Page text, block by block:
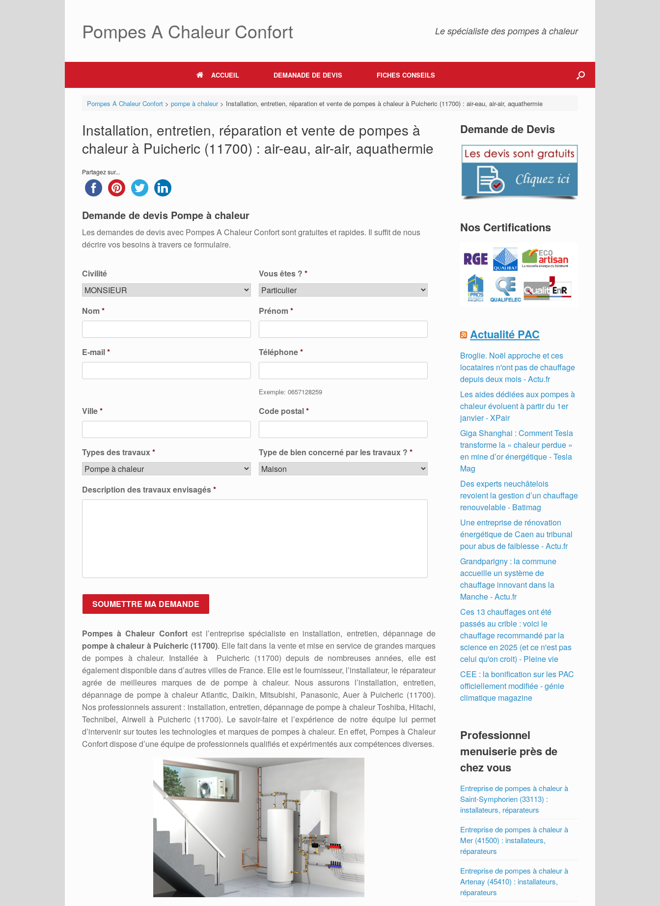
contentPompes A Chaleur Confort Le spécialiste des pompes à chaleur
ACCUEIL DEMANADE DE DEVIS FICHES CONSEILS
Pompes A Chaleur Confort> pompe à chaleur> Installation, entretien, réparation et vente de pompes à chaleur à Puicheric (11700) : air-eau, air-air, aquathermie
Installation, entretien, réparation et vente de pompes à
chaleur à Puicheric (11700) : air-eau, air-air, aquathermie
Partagez sur...
Demande de devis Pompe à chaleur
Les demandes de devis avec Pompes A Chaleur Confort sont gratuites et rapides. Il suffit de nous
décrire vos besoins à travers ce formulaire.
Civilité Vous êtes ? *
Nom* Prénom*
E-mail* Téléphone*
Exemple: 0657128259
Ville* Code postal*
Types des travaux* Type de bien concerné par les travaux ? *
Description des travaux envisagés*
Pompes à Chaleur Confortest l’entreprise spécialiste en installation, entretien, dépannage de
pompe à chaleur à Puicheric (11700). Elle fait dans la vente et mise en service de grandes marques
de pompes à chaleur. Installée à Puicheric (11700) depuis de nombreuses années, elle est
également disponible dans d’autres villes de France. Elle est le fournisseur, l’installateur, le réparateur
agrée de meilleures marques de de pompe à chaleur. Nous assurons l’installation, entretien,
dépannage de pompe à chaleur Atlantic, Daikin, Mitsubishi, Panasonic, Auer à Puicheric (11700).
Nos professionnels assurent : installation, entretien, dépannage de pompe à chaleur Toshiba, Hitachi,
Technibel, Airwell à Puicheric (11700). Le savoir-faire et l’expérience de notre équipe lui permet
d’intervenir sur toutes les technologies et marques de pompes à chaleur. En effet, Pompes à Chaleur
Confort dispose d’une équipe de professionnels qualifiés et expérimentés aux compétences diverses.
Demande de Devis
Nos Certifications
Actualité PAC
Broglie. Noël approche et ces
locataires n'ont pas de chauffage
depuis deux mois - Actu.fr
Les aides dédiées aux pompes à
chaleur évoluent à partir du 1er
janvier - XPair
Giga Shanghai : Comment Tesla
transforme la « chaleur perdue »
en mine d’or énergétique - Tesla
Mag
Des experts neuchâtelois
revoient la gestion d’un chauffage
renouvelable - Batimag
Une entreprise de rénovation
énergétique de Caen au tribunal
pour abus de faiblesse - Actu.fr
Grandparigny : la commune
accueille un système de
chauffage innovant dans la
Manche - Actu.fr
Ces 13 chauffages ont été
passés au crible : voici le
chauffage recommandé par la
science en 2025 (et ce n'est pas
celui qu'on croit) - Pleine vie
CEE : la bonification sur les PAC
officiellement modifiée - génie
climatique magazine
Professionnel
menuiserie près de
chez vous
Entreprise de pompes à chaleur à
Saint-Symphorien (33113) :
installateurs, réparateurs
Entreprise de pompes à chaleur à
Mer (41500) : installateurs,
réparateurs
Entreprise de pompes à chaleur à
Artenay (45410) : installateurs,
réparateurs